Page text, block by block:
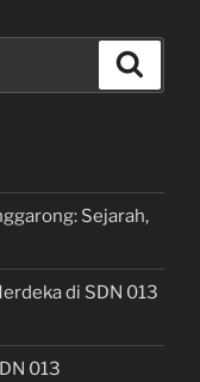
Sejarah,
di SDN 013
013